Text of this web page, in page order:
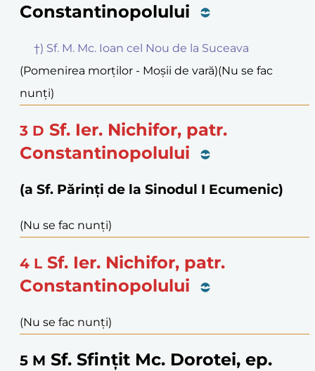
Constantinopolului
†) Sf. M. Mc. Ioan cel Nou de la Suceava
(Pomenirea morților - Moșii de vară)(Nu se fac
nunți)
3 D Sf. Ier. Nichifor, patr.
Constantinopolului
(a Sf. Părinți de la Sinodul I Ecumenic)
(Nu se fac nunți)
4 L Sf. Ier. Nichifor, patr.
Constantinopolului
(Nu se fac nunți)
5 M Sf. Sfințit Mc. Dorotei, ep.